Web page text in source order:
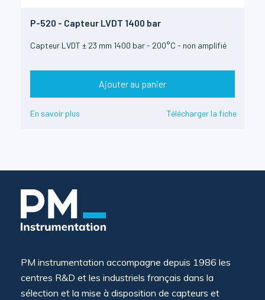
P-520 - Capteur LVDT 1400 bar
Capteur LVDT ± 23 mm 1400 bar - 200°C - non amplifié
Ajouter au panier
En savoir plus Télécharger la fiche
PM instrumentation accompagne depuis 1986 les
centres R&D et les industriels français dans la
sélection et la mise à disposition de capteurs et